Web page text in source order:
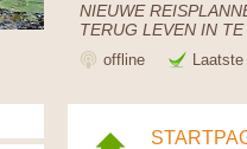
NIEUWE
TERUG LEVEN IN
offline